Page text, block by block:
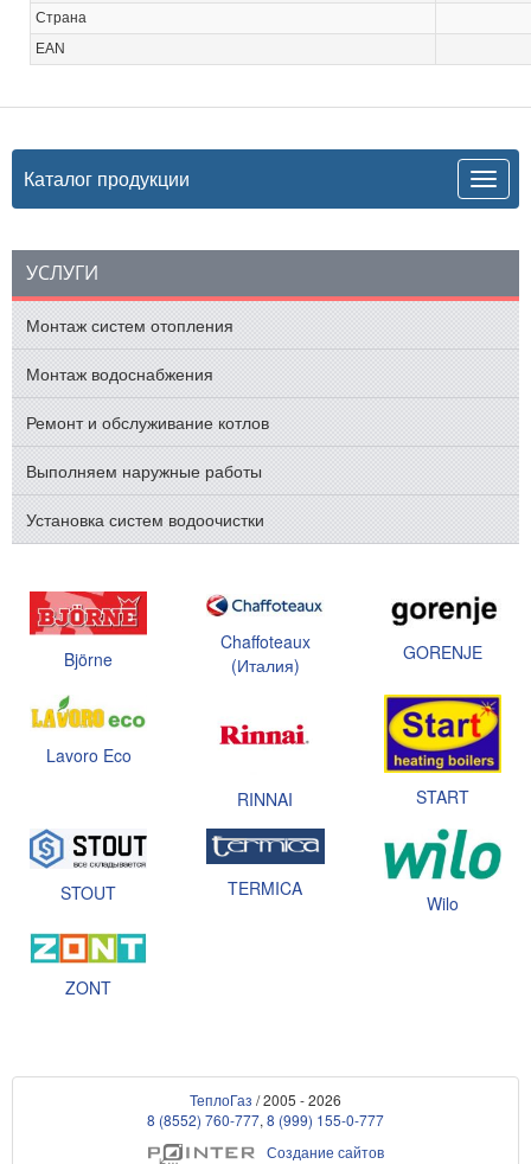
Страна
EAN
Каталог продукции
УСЛУГИ
Монтаж систем отопления
Монтаж водоснабжения
Ремонт и обслуживание котлов
Выполняем наружные работы
Установка систем водоочистки
Björne
Chaffoteaux
(Италия)
GORENJE
Lavoro Eco
RINNAI
START
STOUT TERMICA
Wilo
ZONT
ТеплоГаз / 2005 - 2026
8 (8552) 760-777, 8 (999) 155-0-777
Создание сайтов